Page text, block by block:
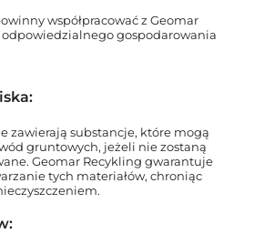
współpracować z Geomar
odpowiedzialnego gospodarowania
zawierają substancje, które mogą
gruntowych, jeżeli nie zostaną
Geomar Recykling gwarantuje
tych materiałów, chroniąc